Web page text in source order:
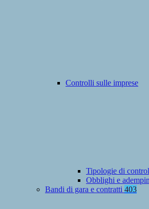
Controlli sulle imprese
Tipologie di
Obblighi e
Bandi di gara e contratti 403